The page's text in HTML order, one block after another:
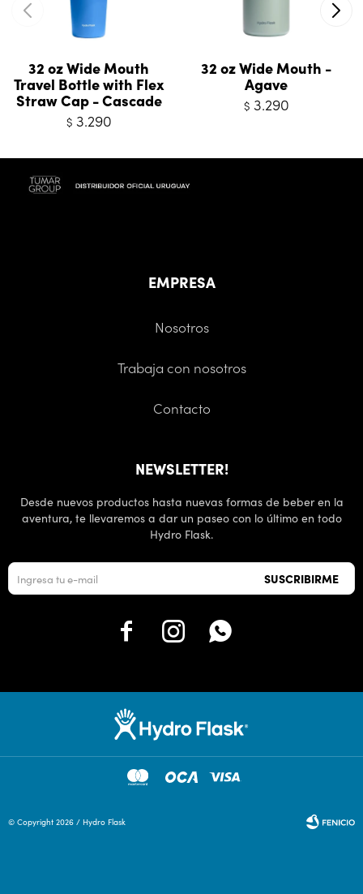
32 oz Wide Mouth
Travel Bottle with Flex
Straw Cap - Cascade
$ 3.290
32 oz Wide Mouth -
Agave
$ 3.290
EMPRESA
Nosotros
Trabaja con nosotros
Contacto
NEWSLETTER!
Desde nuevos productos hasta nuevas formas de beber en la
aventura, te llevaremos a dar un paseo con lo último en todo
Hydro Flask.
SUSCRIBIRME
  
© Copyright 2026 / Hydro Flask